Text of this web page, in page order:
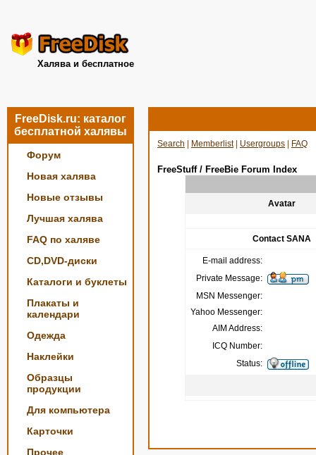
Халява и бесплатное
FreeDisk.ru: каталог
бесплатной халявы
Форум
Новая халява
Новые отзывы
Лучшая халява
FAQ по халяве
CD,DVD-диски
Каталоги и буклеты
Плакаты и
календари
Одежда
Наклейки
Образцы
продукции
Для компьютера
Карточки
Прочее
Search Memberlist| Usergroups FAQ
FreeStuff / FreeBie Forum Index
Avatar
Contact SANA
E-mail address:
Private Message:
MSN Messenger:
Yahoo Messenger:
AIM Address:
ICQ Number:
Status: